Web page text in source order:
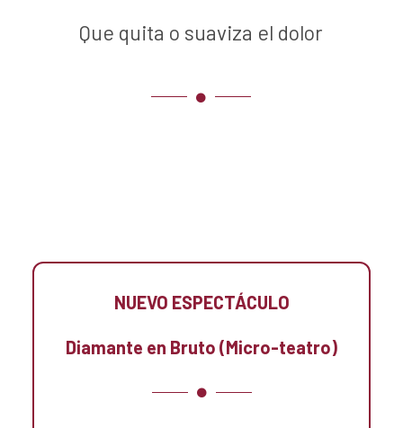
Que quita o suaviza el dolor
NUEVO ESPECTÁCULO
Diamante en Bruto (Micro-teatro)